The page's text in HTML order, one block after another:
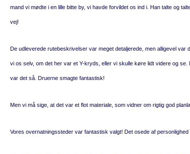
mand vi mødte i en lille bitte by, vi havde forvildet os ind i. Han talte og
vej!
De udleverede rutebeskrivelser var meget detaljerede, men alligevel
vi os selv, om det her var et Y-kryds, eller vi skulle køre lidt videre og
var det så. Druerne smagte fantastisk!
Men vi må sige, at det var et flot materiale, som vidner om rigtig god
Vores overnatningssteder var fantastisk valgt! Det osede af